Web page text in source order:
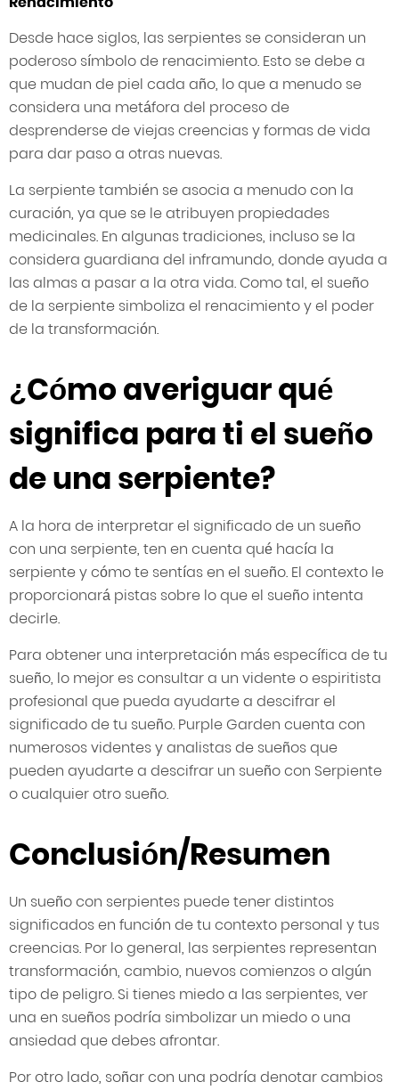
Desde hace siglos, las serpientes se consideran un
poderoso símbolo de renacimiento. Esto se debe a
que mudan de piel cada año, lo que a menudo se
considera una metáfora del proceso de
desprenderse de viejas creencias y formas de vida
para dar paso a otras nuevas.
La serpiente también se asocia a menudo con la
curación, ya que se le atribuyen propiedades
medicinales. En algunas tradiciones, incluso se la
considera guardiana del inframundo, donde ayuda a
las almas a pasar a la otra vida. Como tal, el sueño
de la serpiente simboliza el renacimiento y el poder
de la transformación.
¿Cómo averiguar qué
significa para ti el sueño
de una serpiente?
A la hora de interpretar el significado de un sueño
con una serpiente, ten en cuenta qué hacía la
serpiente y cómo te sentías en el sueño. El contexto le
proporcionará pistas sobre lo que el sueño intenta
decirle.
Para obtener una interpretación más específica de tu
sueño, lo mejor es consultar a un vidente o espiritista
profesional que pueda ayudarte a descifrar el
significado de tu sueño. Purple Garden cuenta con
numerosos videntes y analistas de sueños que
pueden ayudarte a descifrar un sueño con Serpiente
o cualquier otro sueño.
Conclusión/Resumen
Un sueño con serpientes puede tener distintos
significados en función de tu contexto personal y tus
creencias. Por lo general, las serpientes representan
transformación, cambio, nuevos comienzos o algún
tipo de peligro. Si tienes miedo a las serpientes, ver
una en sueños podría simbolizar un miedo o una
ansiedad que debes afrontar.
Por otro lado, soñar con una podría denotar cambios